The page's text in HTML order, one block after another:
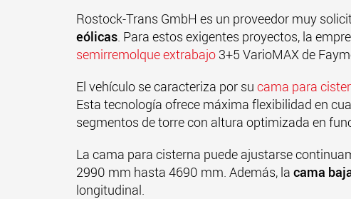
Rostock-Trans GmbH es un proveedor muy
eólicas. Para estos exigentes proyectos, la
semirremolque extrabajo 3+5 VarioMAX de
El vehículo se caracteriza por su cama para
Esta tecnología ofrece máxima flexibilidad en
segmentos de torre con altura optimizada en
La cama para cisterna puede ajustarse
2990 mm hasta 4690 mm. Además, la cama
longitudinal.